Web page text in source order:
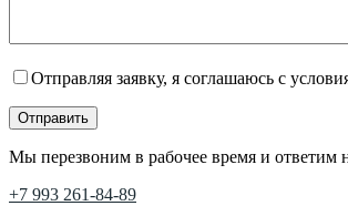
Отправляя заявку, я соглашаюсь с
Мы перезвоним в рабочее время и ответим
+7 993 261-84-89